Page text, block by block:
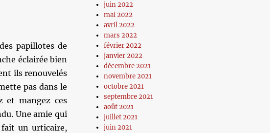
papillotes de
éclairée bien
ils renouvelés
pas dans le
et mangez ces
Une amie qui
fait un urticaire,
juin 2022
mai 2022
avril 2022
mars 2022
février 2022
janvier 2022
décembre 2021
novembre 2021
octobre 2021
septembre 2021
août 2021
juillet 2021
juin 2021